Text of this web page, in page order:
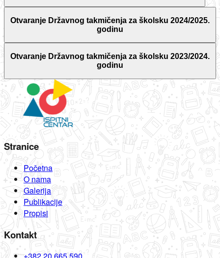
Otvaranje Državnog takmičenja za školsku 2024/2025.
godinu
Otvaranje Državnog takmičenja za školsku 2023/2024.
godinu
Stranice
Početna
O nama
Galerija
Publikacije
Propisi
Kontakt